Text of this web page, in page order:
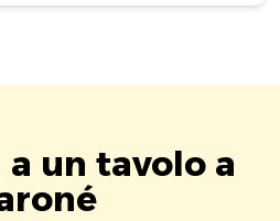
un tavolo a